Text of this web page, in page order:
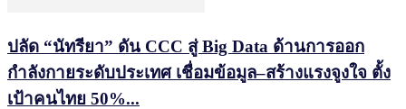
ปลัด “นัทรียา” ดัน CCC สู่ Big Data ด้านการออก
กำลังกายระดับประเทศ เชื่อมข้อมูล–สร้างแรงจูงใจ ตั้ง
เป้าคนไทย 50%...